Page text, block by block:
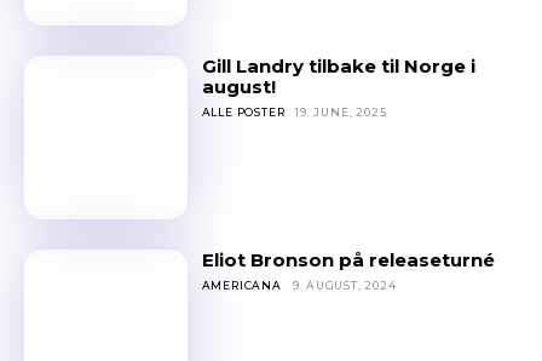
Gill Landry tilbake til Norge i
august!
ALLE POSTER 19. JUNE, 2025
Eliot Bronson på releaseturné
AMERICANA 9. AUGUST, 2024